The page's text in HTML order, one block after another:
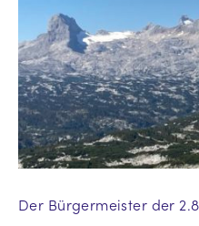
Der Bürgermeister der